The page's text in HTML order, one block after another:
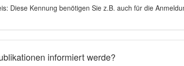
Diese Kennung benötigen Sie z.B. auch für die
informiert werde?